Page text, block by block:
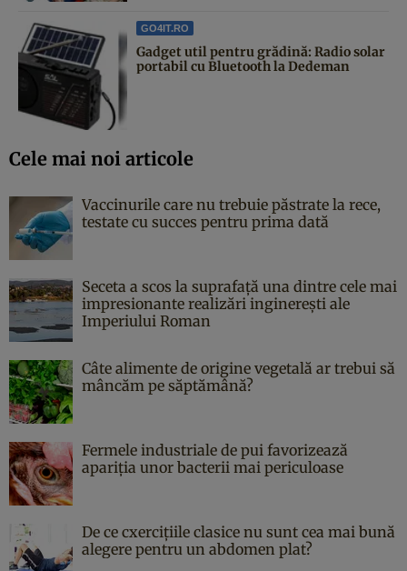
GO4IT.RO
Gadget util pentru grădină: Radio solar
portabil cu Bluetooth la Dedeman
Cele mai noi articole
Vaccinurile care nu trebuie păstrate la rece,
testate cu succes pentru prima dată
Seceta a scos la suprafață una dintre cele mai
impresionante realizări inginerești ale
Imperiului Roman
Câte alimente de origine vegetală ar trebui să
mâncăm pe săptămână?
Fermele industriale de pui favorizează
apariția unor bacterii mai periculoase
De ce cxercițiile clasice nu sunt cea mai bună
alegere pentru un abdomen plat?